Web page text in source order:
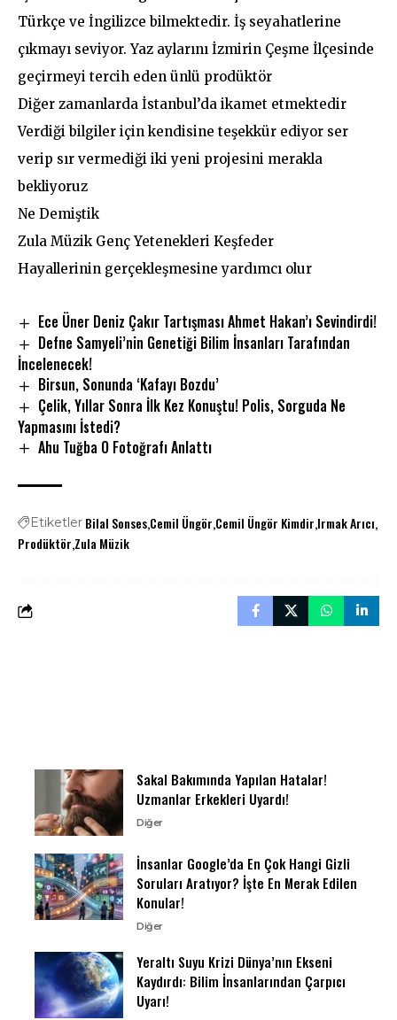
Türkçe ve İngilizce bilmektedir. İş seyahatlerine
çıkmayı seviyor. Yaz aylarını İzmirin Çeşme İlçesinde
geçirmeyi tercih eden ünlü prodüktör
Diğer zamanlarda İstanbul’da ikamet etmektedir
Verdiği bilgiler için kendisine teşekkür ediyor ser
verip sır vermediği iki yeni projesini merakla
bekliyoruz
Ne Demiştik
Zula Müzik Genç Yetenekleri Keşfeder
Hayallerinin gerçekleşmesine yardımcı olur
Ece Üner Deniz Çakır Tartışması Ahmet Hakan’ı Sevindirdi!
Defne Samyeli’nin Genetiği Bilim İnsanları Tarafından
İncelenecek!
Birsun, Sonunda ‘Kafayı Bozdu’
Çelik, Yıllar Sonra İlk Kez Konuştu! Polis, Sorguda Ne
Yapmasını İstedi?
Ahu Tuğba O Fotoğrafı Anlattı
Etiketler Bilal SonsesCemil Üngör Cemil Üngör Kimdir Irmak Arıcı
Prodüktör Zula Müzik
Sakal Bakımında Yapılan Hatalar!
Uzmanlar Erkekleri Uyardı!
Diğer
İnsanlar Google’da En Çok Hangi Gizli
Soruları Aratıyor? İşte En Merak Edilen
Konular!
Diğer
Yeraltı Suyu Krizi Dünya’nın Ekseni
Kaydırdı: Bilim İnsanlarından Çarpıcı
Uyarı!